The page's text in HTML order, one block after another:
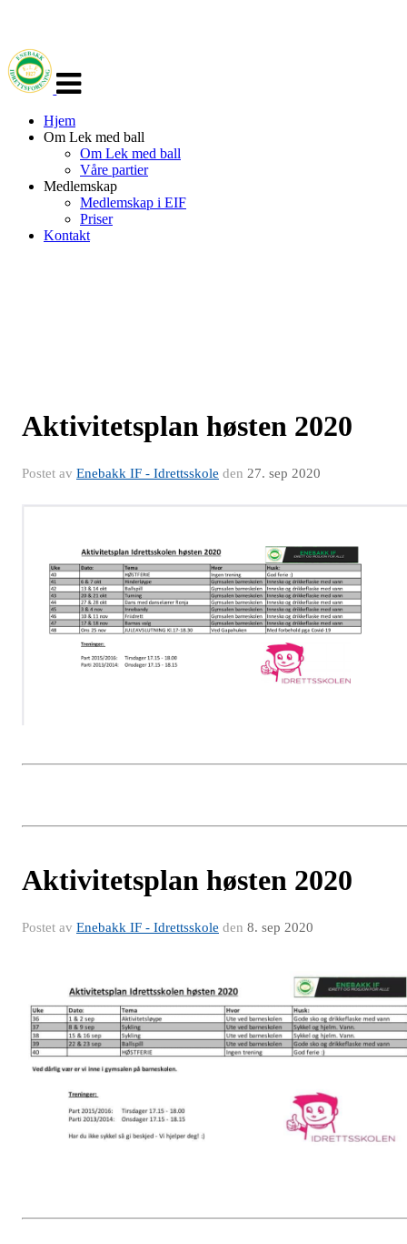
navigasjon
Hjem
Om Lek med ball
Om Lek med ball
Våre partier
Medlemskap
Medlemskap i EIF
Priser
Kontakt
Aktivitetsplan høsten 2020
Postet av Enebakk IF - Idrettsskole den 27. sep 2020
Aktivitetsplan høsten 2020
Postet av Enebakk IF - Idrettsskole den 8. sep 2020